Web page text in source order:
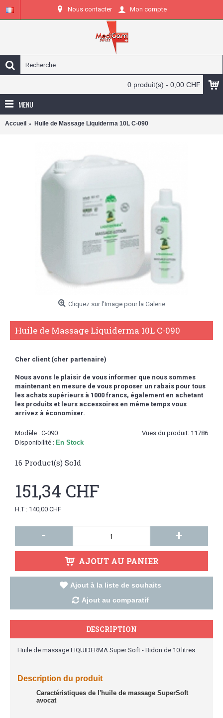
Nous contacter Mon compte
0 produit(s) - 0,00 CHF
MENU
Accueil Huile de Massage Liquiderma 10L C-090
Cliquez sur l'Image pour la Galerie
Huile de Massage Liquiderma 10L C-090
Cher client (cher partenaire)
Nous avons le plaisir de vous informer que nous sommes
maintenant en mesure de vous proposer un rabais pour tous
les achats supérieurs à 1000 francs, également en achetant
les produits et leurs accessoires en même temps vous
arrivez à économiser.
Vues du produit: 11786
Modèle : C-090
Disponibilité : En Stock
16 Product(s) Sold
151,34 CHF
H.T : 140,00 CHF
- +
AJOUT AU PANIER
Ajout à la liste de souhaits
Ajout au comparatif
DESCRIPTION
Huile de massage LIQUIDERMA Super Soft - Bidon de 10 litres.
Description du produit
Caractéristiques de l'huile de massage SuperSoft
avocat